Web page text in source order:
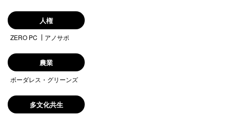
人権
ZERO PC アノサポ
農業
ボーダレス・グリーンズ
多文化共生